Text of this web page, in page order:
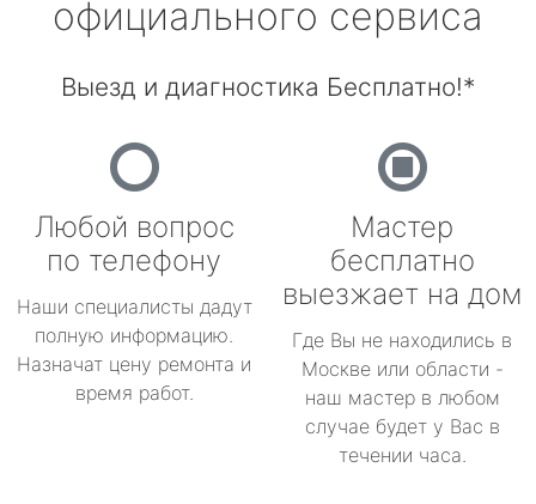
официального сервиса
Выезд и диагностика Бесплатно!*
Любой вопрос
по телефону
Наши специалисты дадут
полную информацию.
Назначат цену ремонта и
время работ.
Мастер
бесплатно
выезжает на дом
Где Вы не находились в
Москве или области -
наш мастер в любом
случае будет у Вас в
течении часа.